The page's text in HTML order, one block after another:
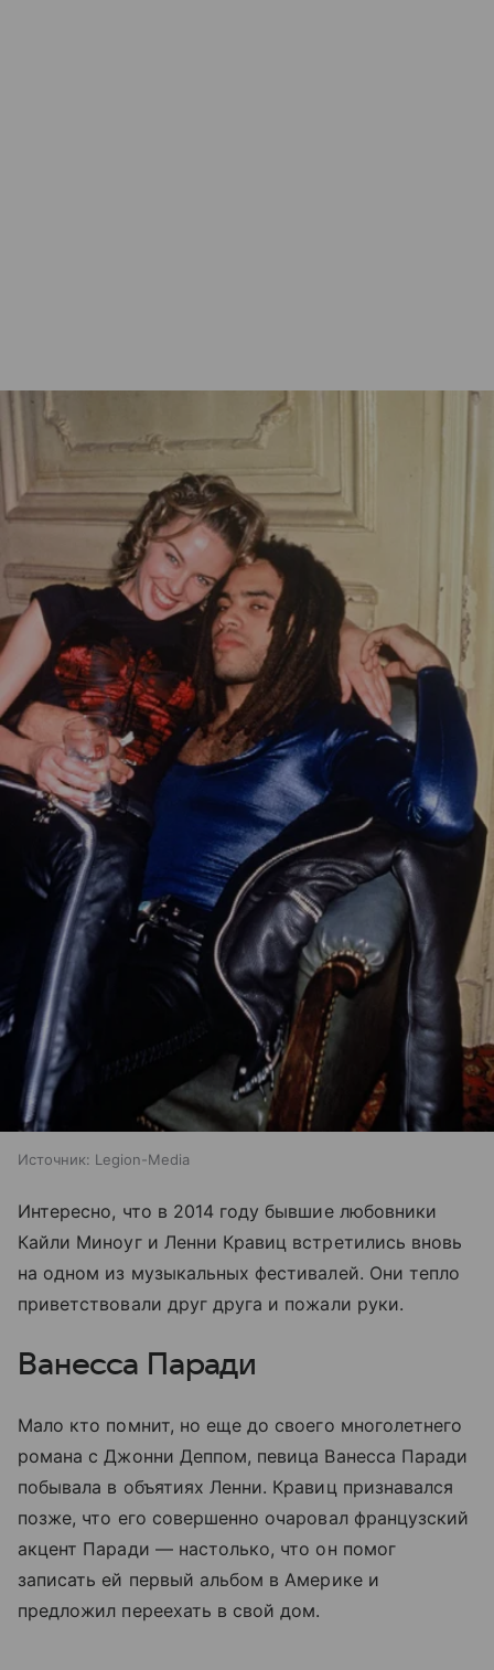
Источник: Legion-Media
Интересно, что в 2014 году бывшие любовники
Кайли Миноуг и Ленни Кравиц встретились вновь
на одном из музыкальных фестивалей. Они тепло
приветствовали друг друга и пожали руки.
Ванесса Паради
Мало кто помнит, но еще до своего многолетнего
романа с Джонни Деппом, певица Ванесса Паради
побывала в объятиях Ленни. Кравиц признавался
позже, что его совершенно очаровал французский
акцент Паради — настолько, что он помог
записать ей первый альбом в Америке и
предложил переехать в свой дом.